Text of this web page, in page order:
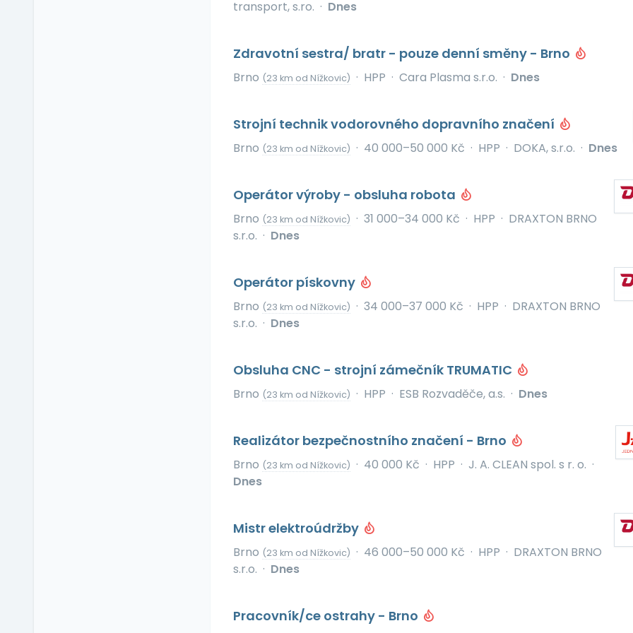
transport, s.ro. · Dnes
Zdravotní sestra/ bratr - pouze denní směny - Brno
Brno (23 km od Nížkovic) · HPP · Cara Plasma s.r.o. · Dnes
Strojní technik vodorovného dopravního značení
Brno (23 km od Nížkovic) · 40 000–50 000 Kč · HPP · DOKA, s.r.o. · Dnes
Operátor výroby - obsluha robota
Brno (23 km od Nížkovic) · 31 000–34 000 Kč · HPP · DRAXTON BRNO
s.r.o. · Dnes
Operátor pískovny
Brno (23 km od Nížkovic) · 34 000–37 000 Kč · HPP · DRAXTON BRNO
s.r.o. · Dnes
Obsluha CNC - strojní zámečník TRUMATIC
Brno (23 km od Nížkovic) · HPP · ESB Rozvaděče, a.s. · Dnes
Realizátor bezpečnostního značení - Brno
Brno (23 km od Nížkovic) · 40 000 Kč · HPP · J. A. CLEAN spol. s r. o. ·
Dnes
Mistr elektroúdržby
Brno (23 km od Nížkovic) · 46 000–50 000 Kč · HPP · DRAXTON BRNO
s.r.o. · Dnes
Pracovník/ce ostrahy - Brno